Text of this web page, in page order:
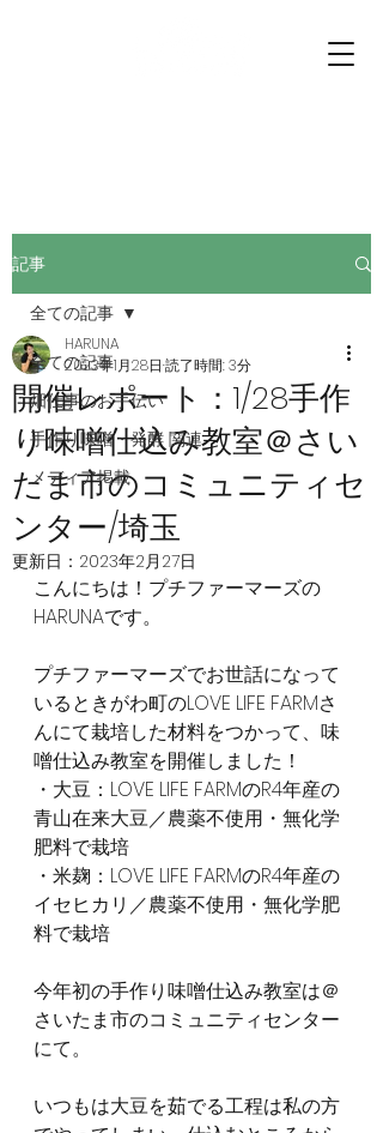
記事
全ての記事
畑仕事のお手伝い
手作り味噌・発酵 関連
メディア掲載
全ての記事
開催レポート：1/28手作
り味噌仕込み教室＠さい
たま市のコミュニティセ
ンター/埼玉
HARUNA
2023年1月28日 読了時間: 3分
更新日： 2023年2月27日
こんにちは！プチファーマーズの
HARUNAです。
プチファーマーズでお世話になって
いるときがわ町のLOVE LIFE FARMさ
んにて栽培した材料をつかって、味
噌仕込み教室を開催しました！
・大豆：LOVE LIFE FARMのR4年産の
青山在来大豆／農薬不使用・無化学
肥料で栽培
・米麹：LOVE LIFE FARMのR4年産の
イセヒカリ／農薬不使用・無化学肥
料で栽培
今年初の手作り味噌仕込み教室は＠
さいたま市のコミュニティセンター
にて。
いつもは大豆を茹でる工程は私の方